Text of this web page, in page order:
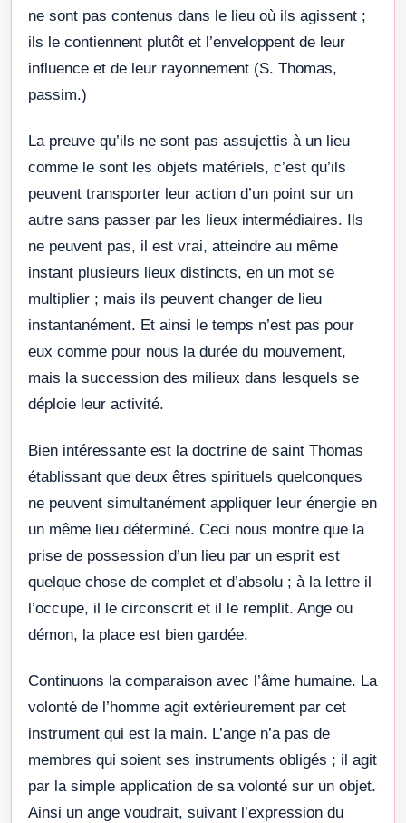
ne sont pas contenus dans le lieu où ils agissent ;
ils le contiennent plutôt et l’enveloppent de leur
influence et de leur rayonnement (S. Thomas,
passim.)
La preuve qu’ils ne sont pas assujettis à un lieu
comme le sont les objets matériels, c’est qu’ils
peuvent transporter leur action d’un point sur un
autre sans passer par les lieux intermédiaires. Ils
ne peuvent pas, il est vrai, atteindre au même
instant plusieurs lieux distincts, en un mot se
multiplier ; mais ils peuvent changer de lieu
instantanément. Et ainsi le temps n’est pas pour
eux comme pour nous la durée du mouvement,
mais la succession des milieux dans lesquels se
déploie leur activité.
Bien intéressante est la doctrine de saint Thomas
établissant que deux êtres spirituels quelconques
ne peuvent simultanément appliquer leur énergie en
un même lieu déterminé. Ceci nous montre que la
prise de possession d’un lieu par un esprit est
quelque chose de complet et d’absolu ; à la lettre il
l’occupe, il le circonscrit et il le remplit. Ange ou
démon, la place est bien gardée.
Continuons la comparaison avec l’âme humaine. La
volonté de l’homme agit extérieurement par cet
instrument qui est la main. L’ange n’a pas de
membres qui soient ses instruments obligés ; il agit
par la simple application de sa volonté sur un objet.
Ainsi un ange voudrait, suivant l’expression du